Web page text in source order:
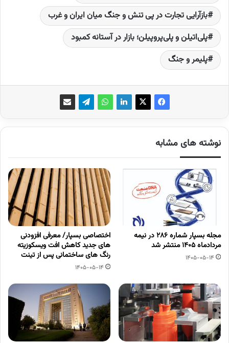
بازآرایی تجارت در پی تنش و جنگ میان ایران و غرب
پلی‌اتیلن و پلی‌پروپیلن؛ بازار در آستانه کمبود
پلیمر و جنگ
نوشته های مشابه
مجله بسپار شماره 286 در نیمه
مردادماه 1405 منتشر شد
1405-05-14
اختصاصی بسپار/ معرفی افزودنی
های جدید کاهش افت ویسکوزیته
رنگ های ساختمانی پس از تینت
1405-05-14